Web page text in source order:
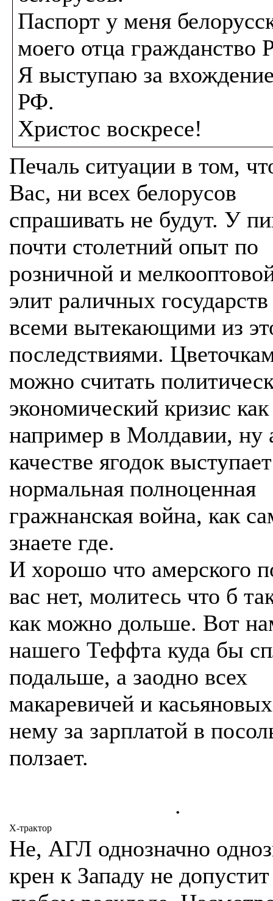
Паспорт у меня
моего отца гражданство
Я выступаю за
РФ.
Христос воскресе!
Печаль ситуации в том,
Вас, ни всех белорусов
спрашивать не будут. У
почти столетний опыт по
розничной и
элит раличных
всеми вытекающими из
последствиями.
можно считать
экономический кризис как
например в Молдавии, ну
качестве ягодок выступает
нормальная полноценная
гражнанская война, как
знаете где.
И хорошо что амерского
вас нет, молитесь что б
как можно дольше. Вот
нашего Теффта куда бы
подальше, а заодно всех
макаревичей и
нему за зарплатой в
ползает.
.
Х-трактор
Не, АГЛ однозначно
крен к Западу не